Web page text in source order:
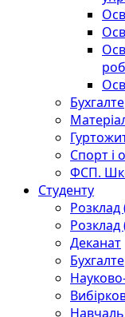
Спорт і
ФСП.
Студенту
Деканат